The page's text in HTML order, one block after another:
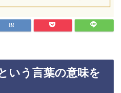
いう言葉の意味を